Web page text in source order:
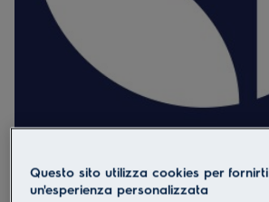
ECFBLL01
Filtro Carbone Standard
Questo sito utilizza cookies per fornirti
un'esperienza personalizzata